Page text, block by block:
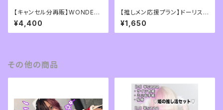
【キャンセル分再販】WONDER
SNAKE7周年ワンマンライブ記
念Tシャツ
¥4,400
【推しメン応援プラン】ドーリス・
宵7月推し活セット
¥1,650
その他の商品